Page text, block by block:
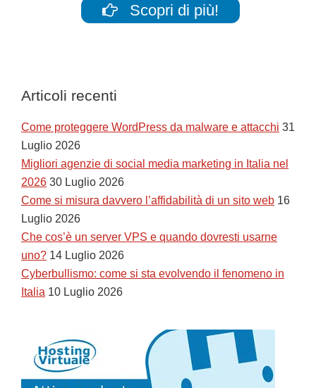
Scopri di più!
Articoli recenti
Come proteggere WordPress da malware e attacchi 31
Luglio 2026
Migliori agenzie di social media marketing in Italia nel
2026 30 Luglio 2026
Come si misura davvero l’affidabilità di un sito web 16
Luglio 2026
Che cos’è un server VPS e quando dovresti usarne
uno? 14 Luglio 2026
Cyberbullismo: come si sta evolvendo il fenomeno in
Italia 10 Luglio 2026